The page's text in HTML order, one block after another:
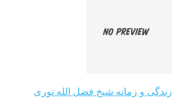
زندگی و زمانه شیخ فضل الله نوری